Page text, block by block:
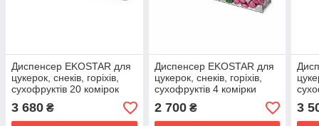
Диспенсер EKOSTAR для
цукерок, снеків, горіхів,
сухофруктів 20 комірок
3 680 ₴
Диспенсер EKOSTAR для
цукерок, снеків, горіхів,
сухофруктів 4 комірки
2 700₴ 3